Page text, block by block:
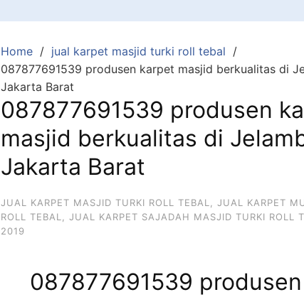
Home
jual karpet masjid turki roll tebal
087877691539 produsen karpet masjid berkualitas di
Jakarta Barat
087877691539 produsen
masjid berkualitas di
Jakarta Barat
JUAL KARPET MASJID TURKI ROLL TEBAL
JUAL KARPET
ROLL TEBAL
JUAL KARPET SAJADAH MASJID TURKI ROLL
2019
087877691539